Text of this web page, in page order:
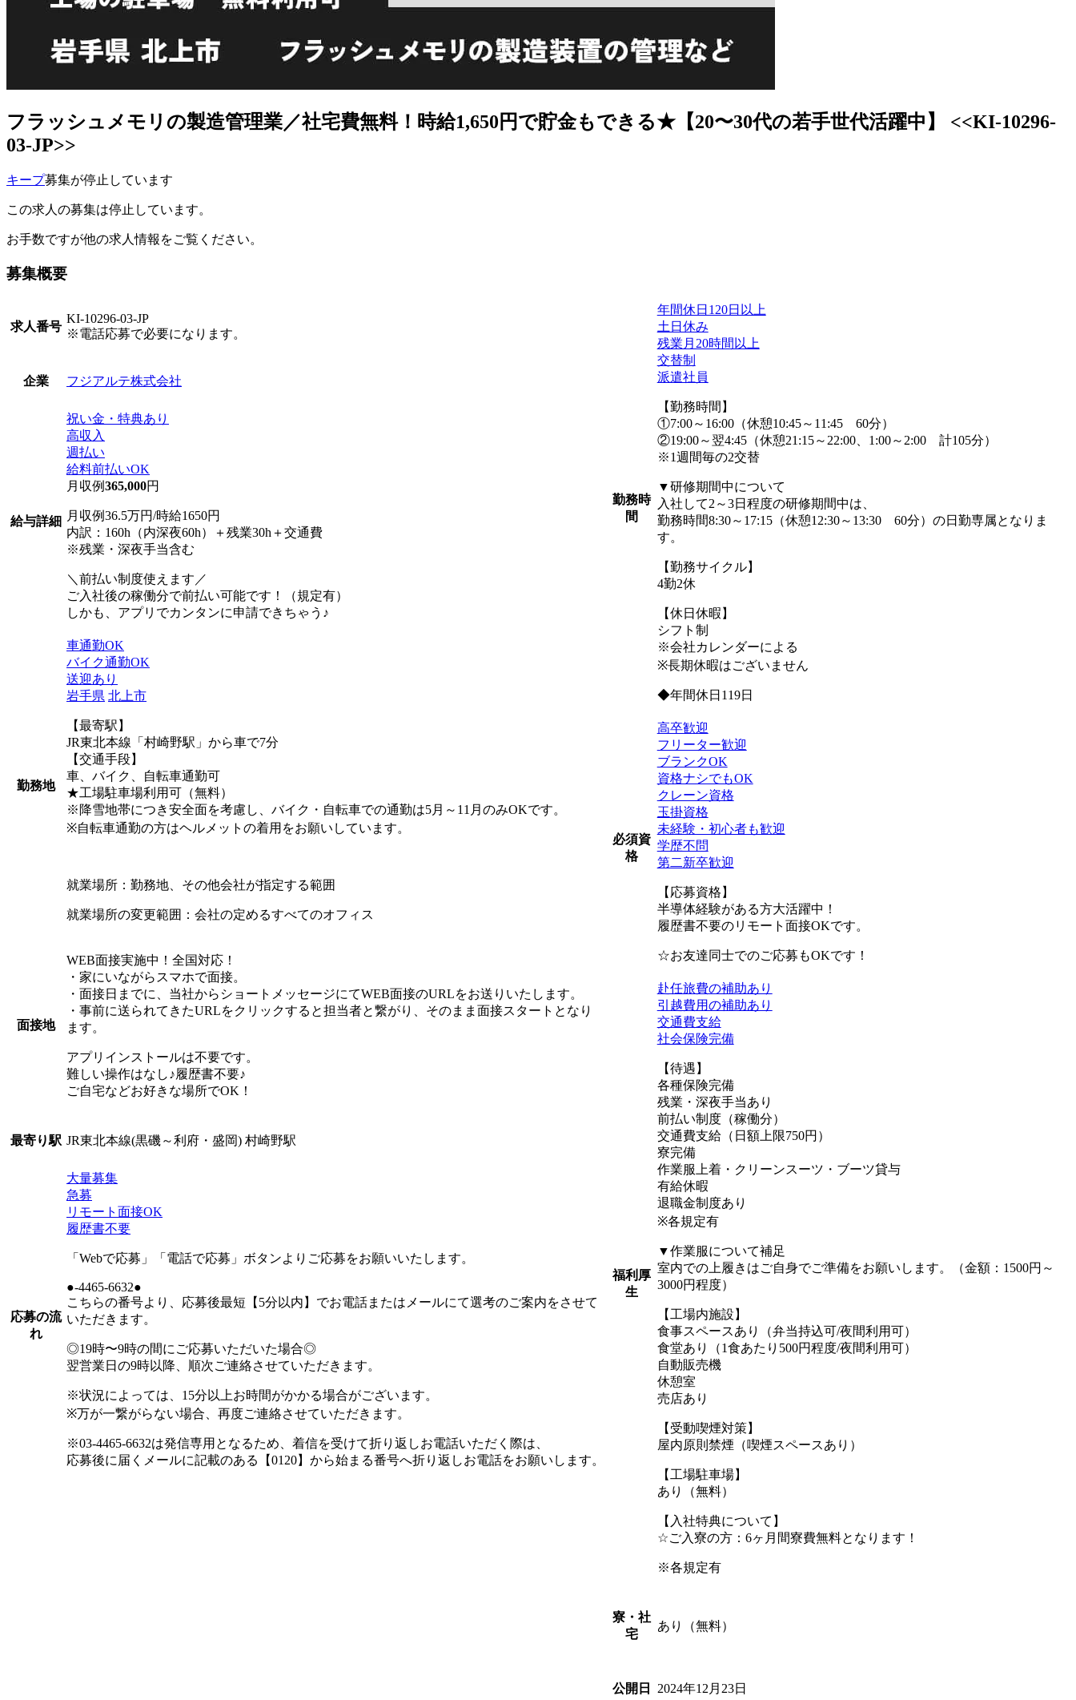
フラッシュメモリの製造管理業／社宅費無料！時給1,650円で貯金もできる★【20〜30代の若手世代活躍中】 <<KI-10296-
03-JP>>
キープ募集が停止しています
この求人の募集は停止しています。
お手数ですが他の求人情報をご覧ください。
募集概要
求人番号
KI-10296-03-JP
※電話応募で必要になります。
企業 フジアルテ株式会社
給与詳細
祝い金・特典あり
高収入
週払い
給料前払いOK
月収例365,000円
月収例36.5万円/時給1650円
内訳：160h（内深夜60h）＋残業30h＋交通費
※残業・深夜手当含む
＼前払い制度使えます／
ご入社後の稼働分で前払い可能です！（規定有）
しかも、アプリでカンタンに申請できちゃう♪
勤務地
車通勤OK
バイク通勤OK
送迎あり
岩手県 北上市
【最寄駅】
JR東北本線「村崎野駅」から車で7分
【交通手段】
車、バイク、自転車通勤可
★工場駐車場利用可（無料）
※降雪地帯につき安全面を考慮し、バイク・自転車での通勤は5月～11月のみOKです。
※自転車通勤の方はヘルメットの着用をお願いしています。
就業場所：勤務地、その他会社が指定する範囲
就業場所の変更範囲：会社の定めるすべてのオフィス
面接地
WEB面接実施中！全国対応！
・家にいながらスマホで面接。
・面接日までに、当社からショートメッセージにてWEB面接のURLをお送りいたします。
・事前に送られてきたURLをクリックすると担当者と繋がり、そのまま面接スタートとなり
ます。
アプリインストールは不要です。
難しい操作はなし♪履歴書不要♪
ご自宅などお好きな場所でOK！
最寄り駅 JR東北本線(黒磯～利府・盛岡) 村崎野駅
応募の流
れ
大量募集
急募
リモート面接OK
履歴書不要
「Webで応募」「電話で応募」ボタンよりご応募をお願いいたします。
●-4465-6632●
こちらの番号より、応募後最短【5分以内】でお電話またはメールにて選考のご案内をさせて
いただきます。
◎19時〜9時の間にご応募いただいた場合◎
翌営業日の9時以降、順次ご連絡させていただきます。
※状況によっては、15分以上お時間がかかる場合がございます。
※万が一繋がらない場合、再度ご連絡させていただきます。
※03-4465-6632は発信専用となるため、着信を受けて折り返しお電話いただく際は、
応募後に届くメールに記載のある【0120】から始まる番号へ折り返しお電話をお願いします。
勤務時
間
年間休日120日以上
土日休み
残業月20時間以上
交替制
派遣社員
【勤務時間】
①7:00～16:00（休憩10:45～11:45 60分）
②19:00～翌4:45（休憩21:15～22:00、1:00～2:00 計105分）
※1週間毎の2交替
▼研修期間中について
入社して2～3日程度の研修期間中は、
勤務時間8:30～17:15（休憩12:30～13:30 60分）の日勤専属となりま
す。
【勤務サイクル】
4勤2休
【休日休暇】
シフト制
※会社カレンダーによる
※長期休暇はございません
◆年間休日119日
必須資
格
高卒歓迎
フリーター歓迎
ブランクOK
資格ナシでもOK
クレーン資格
玉掛資格
未経験・初心者も歓迎
学歴不問
第二新卒歓迎
【応募資格】
半導体経験がある方大活躍中！
履歴書不要のリモート面接OKです。
☆お友達同士でのご応募もOKです！
福利厚
生
赴任旅費の補助あり
引越費用の補助あり
交通費支給
社会保険完備
【待遇】
各種保険完備
残業・深夜手当あり
前払い制度（稼働分）
交通費支給（日額上限750円）
寮完備
作業服上着・クリーンスーツ・ブーツ貸与
有給休暇
退職金制度あり
※各規定有
▼作業服について補足
室内での上履きはご自身でご準備をお願いします。（金額：1500円～
3000円程度）
【工場内施設】
食事スペースあり（弁当持込可/夜間利用可）
食堂あり（1食あたり500円程度/夜間利用可）
自動販売機
休憩室
売店あり
【受動喫煙対策】
屋内原則禁煙（喫煙スペースあり）
【工場駐車場】
あり（無料）
【入社特典について】
☆ご入寮の方：6ヶ月間寮費無料となります！
※各規定有
寮・社
宅
あり（無料）
公開日 2024年12月23日